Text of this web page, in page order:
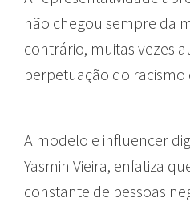
não chegou sempre da
contrário, muitas vezes
perpetuação do
A modelo e influencer
Yasmin Vieira, enfatiza
constante de pessoas